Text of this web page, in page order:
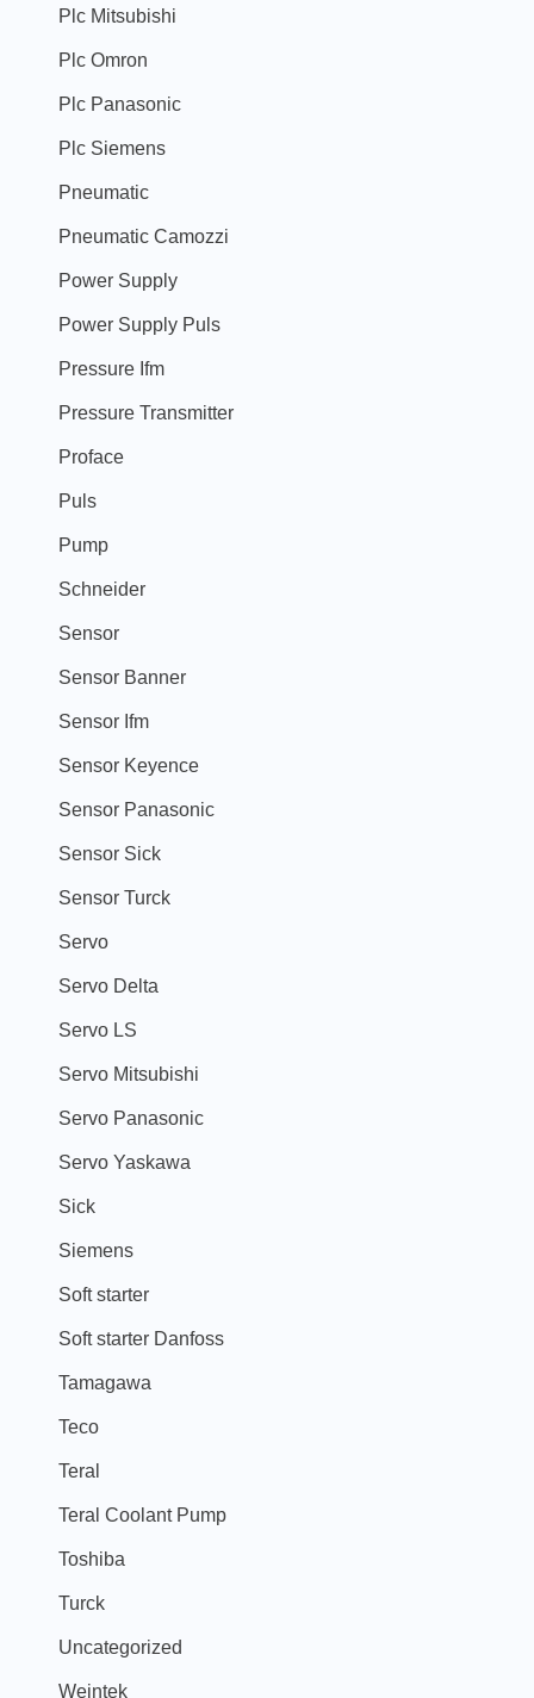
Plc Mitsubishi
Plc Omron
Plc Panasonic
Plc Siemens
Pneumatic
Pneumatic Camozzi
Power Supply
Power Supply Puls
Pressure Ifm
Pressure Transmitter
Proface
Puls
Pump
Schneider
Sensor
Sensor Banner
Sensor Ifm
Sensor Keyence
Sensor Panasonic
Sensor Sick
Sensor Turck
Servo
Servo Delta
Servo LS
Servo Mitsubishi
Servo Panasonic
Servo Yaskawa
Sick
Siemens
Soft starter
Soft starter Danfoss
Tamagawa
Teco
Teral
Teral Coolant Pump
Toshiba
Turck
Uncategorized
Weintek